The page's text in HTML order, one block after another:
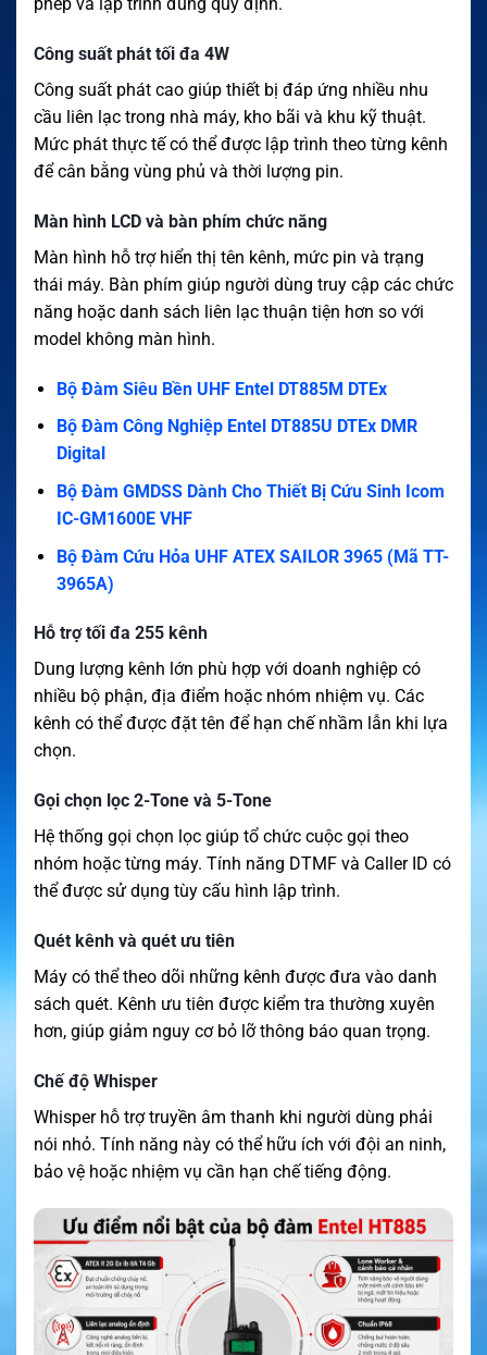
phép và lập trình đúng quy định.
Công suất phát tối đa 4W
Công suất phát cao giúp thiết bị đáp ứng nhiều nhu
cầu liên lạc trong nhà máy, kho bãi và khu kỹ thuật.
Mức phát thực tế có thể được lập trình theo từng kênh
để cân bằng vùng phủ và thời lượng pin.
Màn hình LCD và bàn phím chức năng
Màn hình hỗ trợ hiển thị tên kênh, mức pin và trạng
thái máy. Bàn phím giúp người dùng truy cập các chức
năng hoặc danh sách liên lạc thuận tiện hơn so với
model không màn hình.
Bộ Đàm Siêu Bền UHF Entel DT885M DTEx
Bộ Đàm Công Nghiệp Entel DT885U DTEx DMR
Digital
Bộ Đàm GMDSS Dành Cho Thiết Bị Cứu Sinh Icom
IC-GM1600E VHF
Bộ Đàm Cứu Hỏa UHF ATEX SAILOR 3965 (Mã TT-
3965A)
Hỗ trợ tối đa 255 kênh
Dung lượng kênh lớn phù hợp với doanh nghiệp có
nhiều bộ phận, địa điểm hoặc nhóm nhiệm vụ. Các
kênh có thể được đặt tên để hạn chế nhầm lẫn khi lựa
chọn.
Gọi chọn lọc 2-Tone và 5-Tone
Hệ thống gọi chọn lọc giúp tổ chức cuộc gọi theo
nhóm hoặc từng máy. Tính năng DTMF và Caller ID có
thể được sử dụng tùy cấu hình lập trình.
Quét kênh và quét ưu tiên
Máy có thể theo dõi những kênh được đưa vào danh
sách quét. Kênh ưu tiên được kiểm tra thường xuyên
hơn, giúp giảm nguy cơ bỏ lỡ thông báo quan trọng.
Chế độ Whisper
Whisper hỗ trợ truyền âm thanh khi người dùng phải
nói nhỏ. Tính năng này có thể hữu ích với đội an ninh,
bảo vệ hoặc nhiệm vụ cần hạn chế tiếng động.